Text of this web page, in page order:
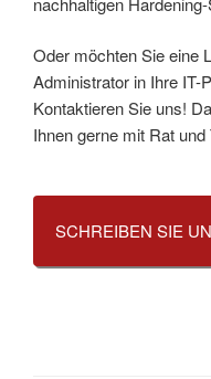
Oder möchten Sie eine
Administrator in Ihre IT-
Kontaktieren Sie uns!
Ihnen gerne mit Rat und
SCHREIBEN SIE